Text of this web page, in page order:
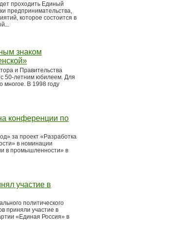
проходить Единый
предпринимательства,
которое состоится в
знаком
и Правительства
с 50-летним юбилеем. Для
многое. В 1998 году
конференции по
за проект «Разработка
в номинации
в промышленности» в
участие в
политического
приняли участие в
«Единая Россия» в